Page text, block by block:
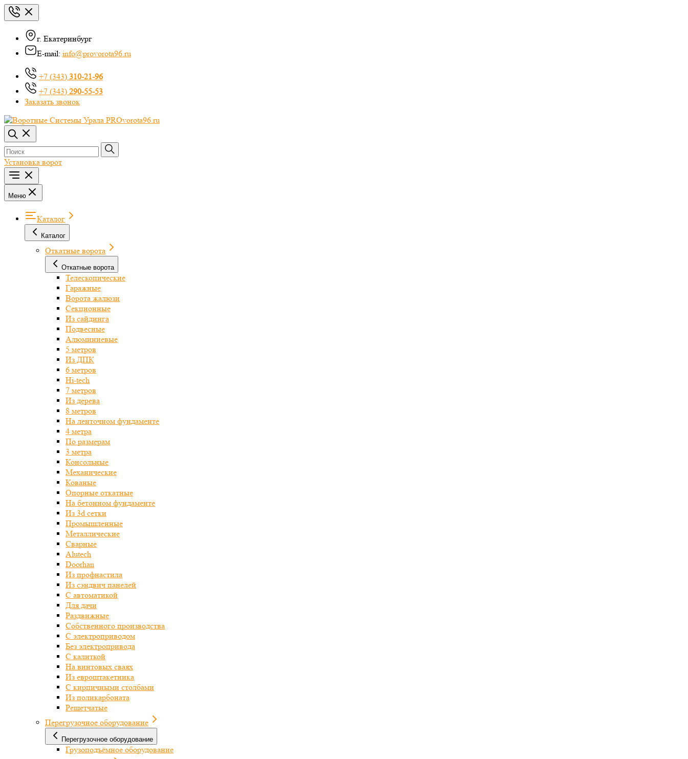
г. Екатеринбург
E-mail: info@provorota96.ru
+7 (343) 310-21-96
+7 (343) 290-55-53
Заказать звонок
Установка ворот
Меню
Каталог
Каталог
Откатные ворота
Откатные ворота
Телескопические
Гаражные
Ворота жалюзи
Секционные
Из сайдинга
Подвесные
Алюминиевые
5 метров
Из ДПК
6 метров
Hi-tech
7 метров
Из дерева
8 метров
На ленточном фундаменте
4 метра
По размерам
3 метра
Консольные
Механические
Кованые
Опорные откатные
На бетонном фундаменте
Из 3d сетки
Промышленные
Металлические
Сварные
Alutech
Doorhan
Из профнастила
Из сэндвич панелей
С автоматикой
Для дачи
Раздвижные
Собственного производства
С электроприводом
Без электропривода
С калиткой
На винтовых сваях
Из евроштакетника
С кирпичными столбами
Из поликарбоната
Решетчатые
Перегрузочное оборудование
Перегрузочное оборудование
Грузоподъёмное оборудование